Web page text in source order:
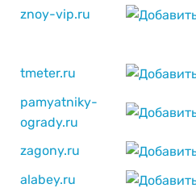
znoy-vip.ru
tmeter.ru
pamyatniky-
ogrady.ru
zagony.ru
alabey.ru